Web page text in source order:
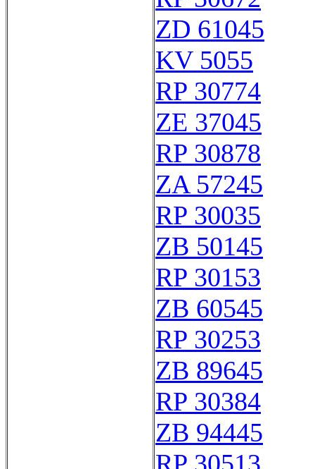
ZD 61045
KV 5055
RP 30774
ZE 37045
RP 30878
ZA 57245
RP 30035
ZB 50145
RP 30153
ZB 60545
RP 30253
ZB 89645
RP 30384
ZB 94445